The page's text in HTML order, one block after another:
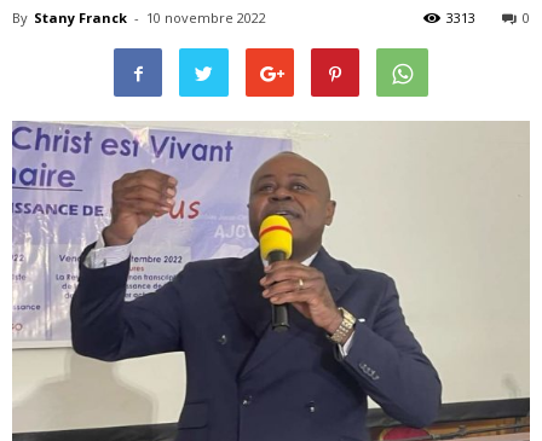
By Stany Franck - 10 novembre 2022 0
3313